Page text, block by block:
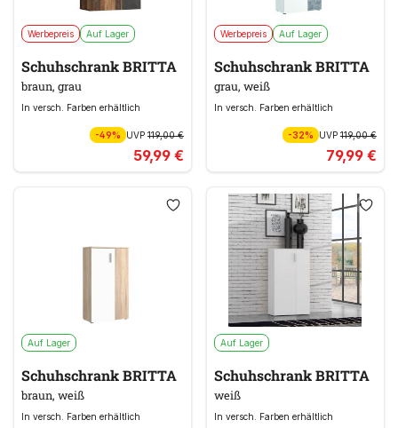
Werbepreis Auf Lager
Schuhschrank BRITTA
braun, grau
In versch. Farben erhältlich
-49% UVP 119,00 €
59,99 €
Werbepreis Auf Lager
Schuhschrank BRITTA
grau, weiß
In versch. Farben erhältlich
-32% UVP119,00 €
79,99 €
Auf Lager
Schuhschrank BRITTA
braun, weiß
In versch. Farben erhältlich
Auf Lager
Schuhschrank BRITTA
weiß
In versch. Farben erhältlich